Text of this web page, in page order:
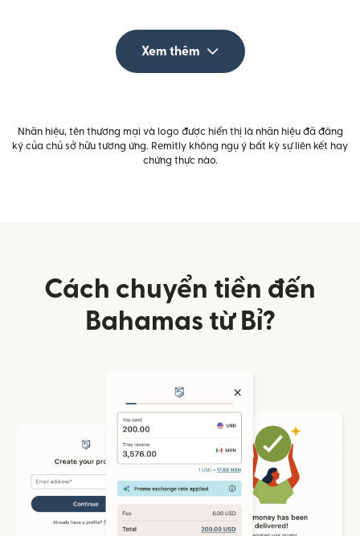
Xem thêm
Nhãn hiệu, tên thương mại và logo được hiển thị là nhãn hiệu đã đăng
ký của chủ sở hữu tương ứng. Remitly không ngụ ý bất kỳ sự liên kết hay
chứng thực nào.
Cách chuyển tiền đến
Bahamas từ Bỉ?